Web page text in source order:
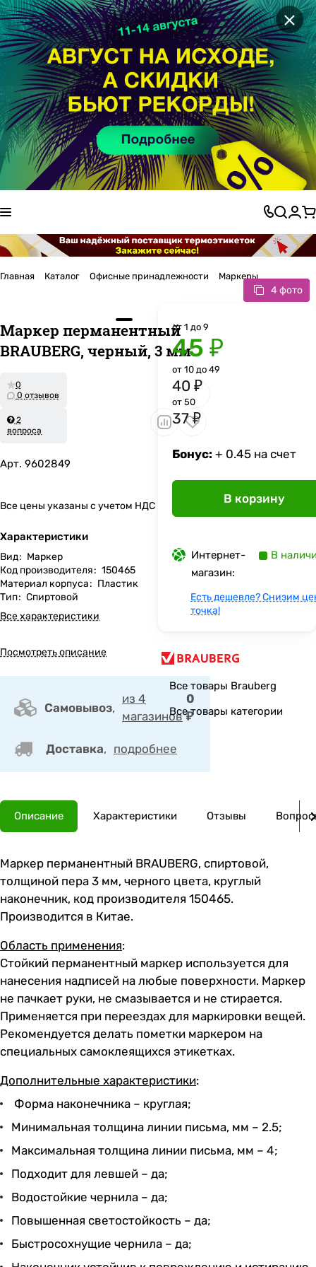
×
Главная Каталог Офисные принадлежности Маркеры
4 фото
Маркер перманентный
BRAUBERG, черный, 3 мм
0
0 отзывов
2
вопроса
Арт. 9602849
Все цены указаны с учетом НДС
Характеристики
Вид: Маркер
Код производителя: 150465
Материал корпуса: Пластик
Тип: Спиртовой
Все характеристики
Посмотреть описание
Самовывоз,
из 4
магазинов
0
₽
Доставка, подробнее
от 1 до 9
45 ₽
от 10 до 49
40 ₽
от 50
37 ₽
Бонус: + 0.45 на счет
В корзину
Интернет-
магазин:
В
Есть дешевле? Снизим
точка!
Все товары Brauberg
Все товары категории
Описание Характеристики Отзывы
Маркер перманентный BRAUBERG, спиртовой,
толщиной пера 3 мм, черного цвета, круглый
наконечник, код производителя 150465.
Производится в Китае.
Область применения:
Стойкий перманентный маркер используется для
нанесения надписей на любые поверхности. Маркер
не пачкает руки, не смазывается и не стирается.
Применяется при переездах для маркировки вещей.
Рекомендуется делать пометки маркером на
специальных самоклеящихся этикетках.
Дополнительные характеристики:
Форма наконечника – круглая;
Минимальная толщина линии письма, мм – 2.5;
Максимальная толщина линии письма, мм – 4;
Подходит для левшей – да;
Водостойкие чернила – да;
Повышенная светостойкость – да;
Быстросохнущие чернила – да;